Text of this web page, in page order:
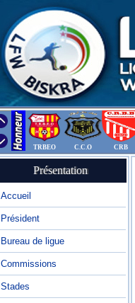
TRBEO C.C.O CRB
Présentation
Accueil
Président
Bureau de ligue
Commissions
Stades